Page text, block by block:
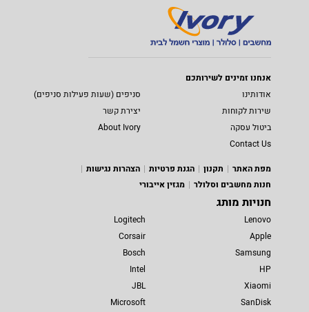
אנחנו זמינים לשירותכם
אודותינו
סניפים (שעות פעילות סניפים)
שירות לקוחות
יצירת קשר
ביטול עסקה
About Ivory
Contact Us
מפת האתר
תקנון הגנת פרטיות
הצהרות נגישות
חנות מחשבים וסלולר
מגזין אייבורי
חנויות מותג
Lenovo
Apple
Samsung
HP
Xiaomi
SanDisk
Logitech
Corsair
Bosch
Intel
JBL
Microsoft